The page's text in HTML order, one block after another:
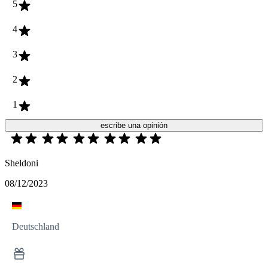
5
4
3
2
1
escribe una opinión
Sheldoni
08/12/2023
Deutschland